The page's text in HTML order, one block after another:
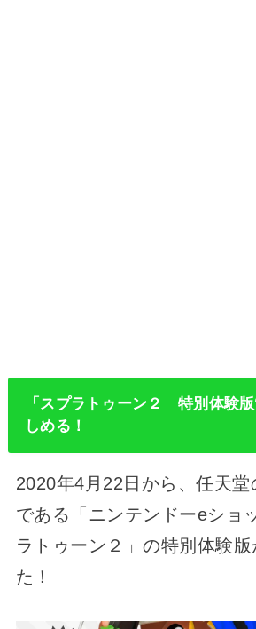
「スプラトゥーン２ 特別体験
しめる！
2020年4月22日から、任天
である「ニンテンドーeショ
ラトゥーン２」の特別体験
た！